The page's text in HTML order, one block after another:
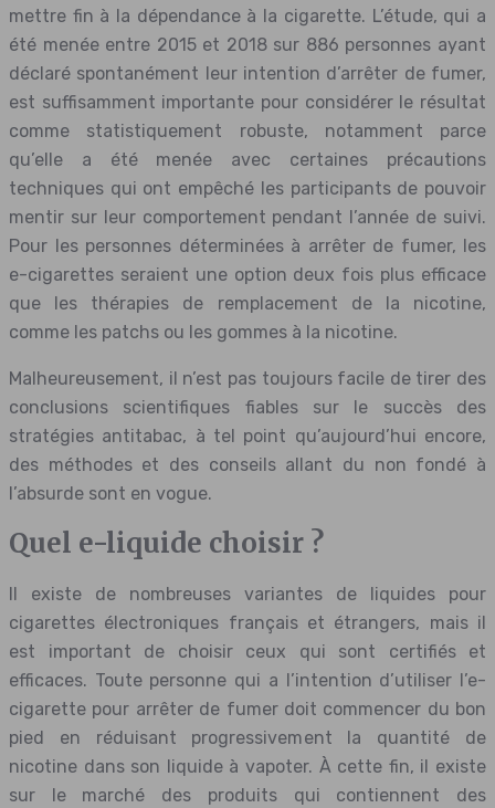
mettre fin à la dépendance à la cigarette. L’étude, qui a
été menée entre 2015 et 2018 sur 886 personnes ayant
déclaré spontanément leur intention d’arrêter de fumer,
est suffisamment importante pour considérer le résultat
comme statistiquement robuste, notamment parce
qu’elle a été menée avec certaines précautions
techniques qui ont empêché les participants de pouvoir
mentir sur leur comportement pendant l’année de suivi.
Pour les personnes déterminées à arrêter de fumer, les
e-cigarettes seraient une option deux fois plus efficace
que les thérapies de remplacement de la nicotine,
comme les patchs ou les gommes à la nicotine.
Malheureusement, il n’est pas toujours facile de tirer des
conclusions scientifiques fiables sur le succès des
stratégies antitabac, à tel point qu’aujourd’hui encore,
des méthodes et des conseils allant du non fondé à
l’absurde sont en vogue.
Quel e-liquide choisir ?
Il existe de nombreuses variantes de liquides pour
cigarettes électroniques français et étrangers, mais il
est important de choisir ceux qui sont certifiés et
efficaces. Toute personne qui a l’intention d’utiliser l’e-
cigarette pour arrêter de fumer doit commencer du bon
pied en réduisant progressivement la quantité de
nicotine dans son liquide à vapoter. À cette fin, il existe
sur le marché des produits qui contiennent des